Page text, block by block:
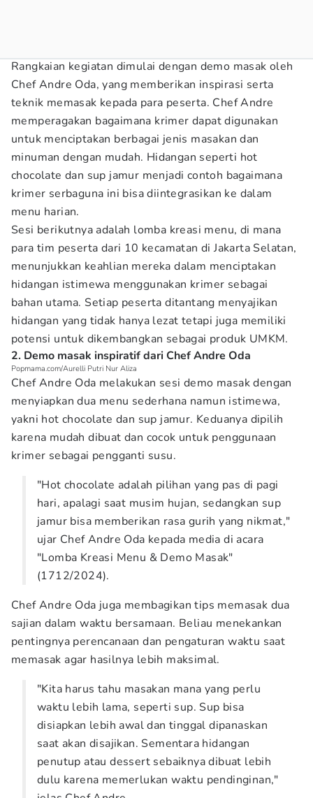
Rangkaian kegiatan dimulai dengan demo masak oleh
Chef Andre Oda, yang memberikan inspirasi serta
teknik memasak kepada para peserta. Chef Andre
memperagakan bagaimana krimer dapat digunakan
untuk menciptakan berbagai jenis masakan dan
minuman dengan mudah. Hidangan seperti hot
chocolate dan sup jamur menjadi contoh bagaimana
krimer serbaguna ini bisa diintegrasikan ke dalam
menu harian.
Sesi berikutnya adalah lomba kreasi menu, di mana
para tim peserta dari 10 kecamatan di Jakarta Selatan,
menunjukkan keahlian mereka dalam menciptakan
hidangan istimewa menggunakan krimer sebagai
bahan utama. Setiap peserta ditantang menyajikan
hidangan yang tidak hanya lezat tetapi juga memiliki
potensi untuk dikembangkan sebagai produk UMKM.
2. Demo masak inspiratif dari Chef Andre Oda
Popmama.com/Aurelli Putri Nur Aliza
Chef Andre Oda melakukan sesi demo masak dengan
menyiapkan dua menu sederhana namun istimewa,
yakni hot chocolate dan sup jamur. Keduanya dipilih
karena mudah dibuat dan cocok untuk penggunaan
krimer sebagai pengganti susu.
"Hot chocolate adalah pilihan yang pas di pagi
hari, apalagi saat musim hujan, sedangkan sup
jamur bisa memberikan rasa gurih yang nikmat,"
ujar Chef Andre Oda kepada media di acara
"Lomba Kreasi Menu & Demo Masak"
(1712/2024).
Chef Andre Oda juga membagikan tips memasak dua
sajian dalam waktu bersamaan. Beliau menekankan
pentingnya perencanaan dan pengaturan waktu saat
memasak agar hasilnya lebih maksimal.
"Kita harus tahu masakan mana yang perlu
waktu lebih lama, seperti sup. Sup bisa
disiapkan lebih awal dan tinggal dipanaskan
saat akan disajikan. Sementara hidangan
penutup atau dessert sebaiknya dibuat lebih
dulu karena memerlukan waktu pendinginan,"